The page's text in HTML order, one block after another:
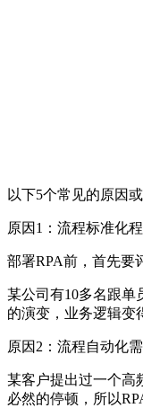
以下5个常见的原因
原因1：流程标准化
部署RPA前，首先要
某公司有10多名跟单
的演变，业务逻辑变
原因2：流程自动化
某客户提出过一个高
必然的停顿，所以